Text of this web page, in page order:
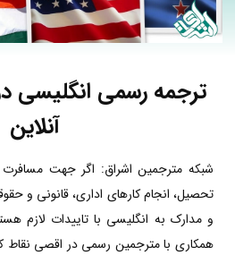
ترجمه رسمی انگلیسی
آنلاین
شبکه مترجمین اشراق: اگر جهت مسافرت
تحصیل، انجام کارهای اداری، قانونی و
و مدارک به انگلیسی با تاییدات لازم
همکاری با مترجمین رسمی در اقصی نقاط